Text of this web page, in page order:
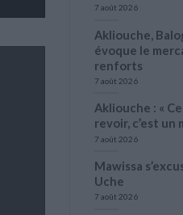
7 août 2026
Akliouche,
évoque le
renforts
7 août 2026
Akliouche : «
revoir, c’est un
7 août 2026
Mawissa
Uche
7 août 2026